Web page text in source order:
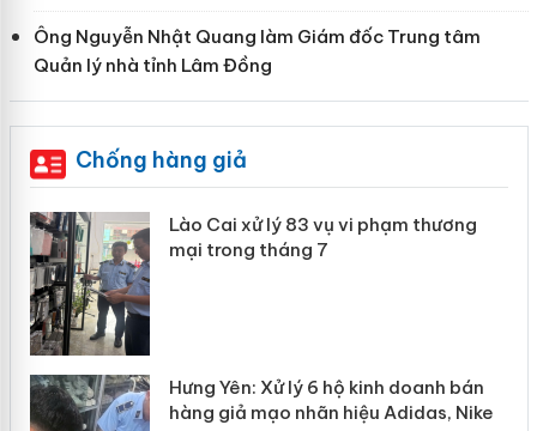
Ông Nguyễn Nhật Quang làm Giám đốc Trung tâm
Quản lý nhà tỉnh Lâm Đồng
Chống hàng giả
Lào Cai xử lý 83 vụ vi phạm thương
mại trong tháng 7
Hưng Yên: Xử lý 6 hộ kinh doanh bán
hàng giả mạo nhãn hiệu Adidas, Nike